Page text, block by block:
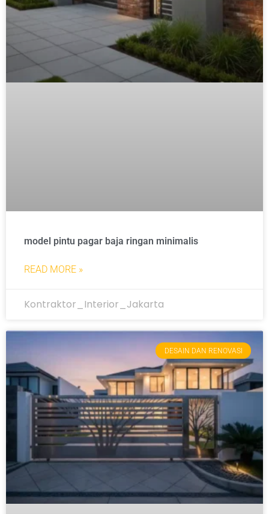
model pintu pagar baja ringan minimalis
READ MORE »
Kontraktor_Interior_Jakarta
DESAIN DAN RENOVASI